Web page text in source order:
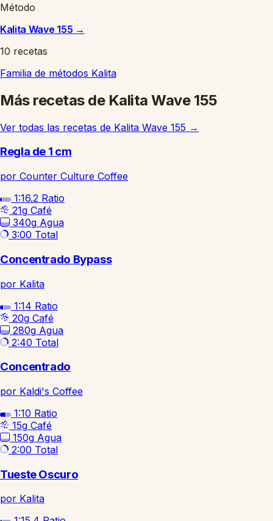
Método
Kalita Wave 155 →
10 recetas
Familia de métodos Kalita
Más recetas de Kalita Wave 155
Ver todas las recetas de Kalita Wave 155 →
Regla de 1 cm
por Counter Culture Coffee
1:16.2 Ratio
21g Café
340g Agua
3:00 Total
Concentrado Bypass
por Kalita
1:14 Ratio
20g Café
280g Agua
2:40 Total
Concentrado
por Kaldi's Coffee
1:10 Ratio
15g Café
150g Agua
2:00 Total
Tueste Oscuro
por Kalita